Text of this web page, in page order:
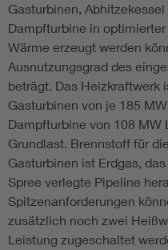
Gasturbinen,
Dampfturbine in
Wärme erzeugt werden
Ausnutzungsgrad des
beträgt. Das Heizkraftwerk
Gasturbinen von je 185
Dampfturbine von 108 MW
Grundlast. Brennstoff für
Gasturbinen ist Erdgas,
Spree verlegte Pipeline
Spitzenanforderungen
zusätzlich noch zwei
Leistung zugeschaltet